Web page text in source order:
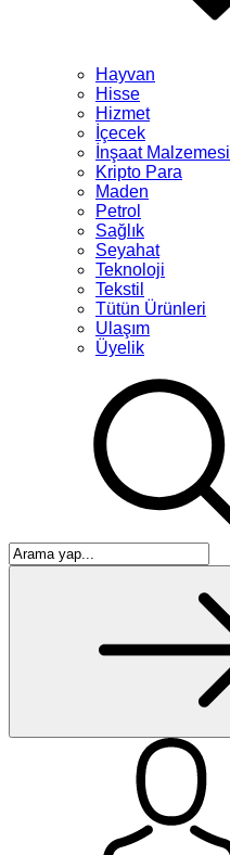
Hayvan
Hisse
Hizmet
İçecek
İnşaat Malzemesi
Kripto Para
Maden
Petrol
Sağlık
Seyahat
Teknoloji
Tekstil
Tütün Ürünleri
Ulaşım
Üyelik